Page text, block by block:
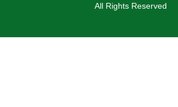
All Rights Reserved